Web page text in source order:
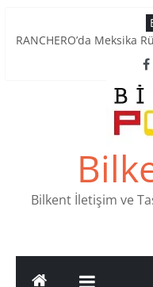
toRANCHERO’da Meksika
Ankara’nın Ruhunu
Pullardaki tarih: PTT Pul
Stamp Collectors Unite:
Tatlı Konuşalım:
Bilkent İletişim ve